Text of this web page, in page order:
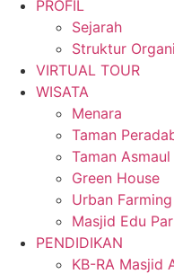
PROFIL
Sejarah
Struktur
VIRTUAL TOUR
WISATA
Menara
Taman
Taman Asmaul
Green House
Urban Farming
Masjid Edu
PENDIDIKAN
KB-RA Masjid